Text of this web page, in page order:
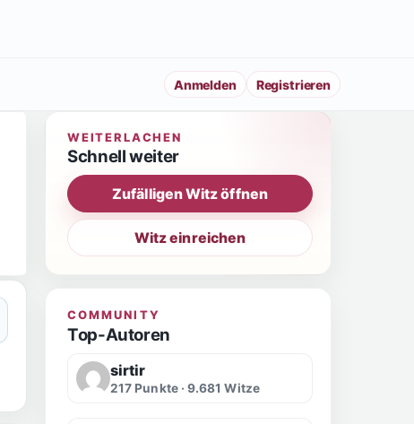
Anmelden Registrieren
WEITERLACHEN
Schnell weiter
Zufälligen Witz öffnen
Witz einreichen
COMMUNITY
Top-Autoren
sirtir
217 Punkte · 9.681 Witze